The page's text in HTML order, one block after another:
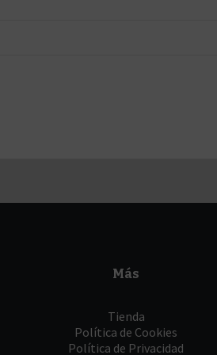
Más
Tienda
Política de Cookies
Política de Privacidad